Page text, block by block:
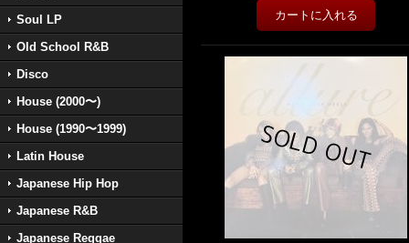
Soul LP
Old School R&B
Disco
House (2000〜)
House (1990〜1999)
Latin House
Japanese Hip Hop
Japanese R&B
Japanese Reggae